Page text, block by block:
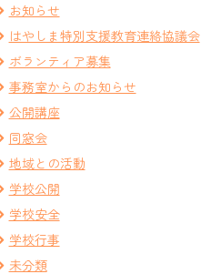
お知らせ
はやしま特別支援教育連絡協議会
ボランティア募集
事務室からのお知らせ
公開講座
同窓会
地域との活動
学校公開
学校安全
学校行事
未分類